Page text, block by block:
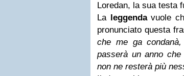
Loredan, la sua testa
La leggendavuole
pronunciato questa
che me ga
passerà un anno
non ne resterà più